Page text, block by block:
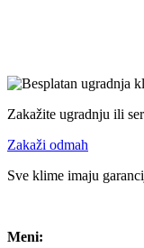
Zakažite ugradnju ili
Zakaži odmah
Sve klime imaju
Meni: